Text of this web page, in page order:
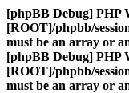
[phpBB Debug] PHP
[ROOT]/phpbb/
must be an array or
[phpBB Debug] PHP
[ROOT]/phpbb/
must be an array or